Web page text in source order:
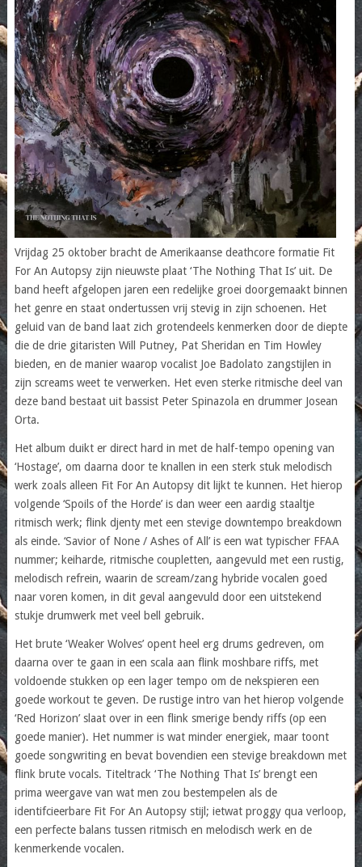
Vrijdag 25 oktober bracht de Amerikaanse deathcore formatie Fit
For An Autopsy zijn nieuwste plaat ‘The Nothing That Is’ uit. De
band heeft afgelopen jaren een redelijke groei doorgemaakt binnen
het genre en staat ondertussen vrij stevig in zijn schoenen. Het
geluid van de band laat zich grotendeels kenmerken door de diepte
die de drie gitaristen Will Putney, Pat Sheridan en Tim Howley
bieden, en de manier waarop vocalist Joe Badolato zangstijlen in
zijn screams weet te verwerken. Het even sterke ritmische deel van
deze band bestaat uit bassist Peter Spinazola en drummer Josean
Orta.
Het album duikt er direct hard in met de half-tempo opening van
‘Hostage’, om daarna door te knallen in een sterk stuk melodisch
werk zoals alleen Fit For An Autopsy dit lijkt te kunnen. Het hierop
volgende ‘Spoils of the Horde’ is dan weer een aardig staaltje
ritmisch werk; flink djenty met een stevige downtempo breakdown
als einde. ‘Savior of None / Ashes of All’ is een wat typischer FFAA
nummer; keiharde, ritmische coupletten, aangevuld met een rustig,
melodisch refrein, waarin de scream/zang hybride vocalen goed
naar voren komen, in dit geval aangevuld door een uitstekend
stukje drumwerk met veel bell gebruik.
Het brute ‘Weaker Wolves’ opent heel erg drums gedreven, om
daarna over te gaan in een scala aan flink moshbare riffs, met
voldoende stukken op een lager tempo om de nekspieren een
goede workout te geven. De rustige intro van het hierop volgende
‘Red Horizon’ slaat over in een flink smerige bendy riffs (op een
goede manier). Het nummer is wat minder energiek, maar toont
goede songwriting en bevat bovendien een stevige breakdown met
flink brute vocals. Titeltrack ‘The Nothing That Is’ brengt een
prima weergave van wat men zou bestempelen als de
identifcieerbare Fit For An Autopsy stijl; ietwat proggy qua verloop,
een perfecte balans tussen ritmisch en melodisch werk en de
kenmerkende vocalen.